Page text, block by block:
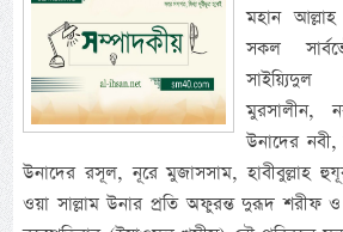
মহান
সকল
মুরসালীন,
উনাদের
উনাদের রসূল, নূরে মুজাসসাম, হাবীবুল্লাহ
ওয়া সাল্লাম উনার প্রতি অফুরন্ত দুরূদ শরীফ